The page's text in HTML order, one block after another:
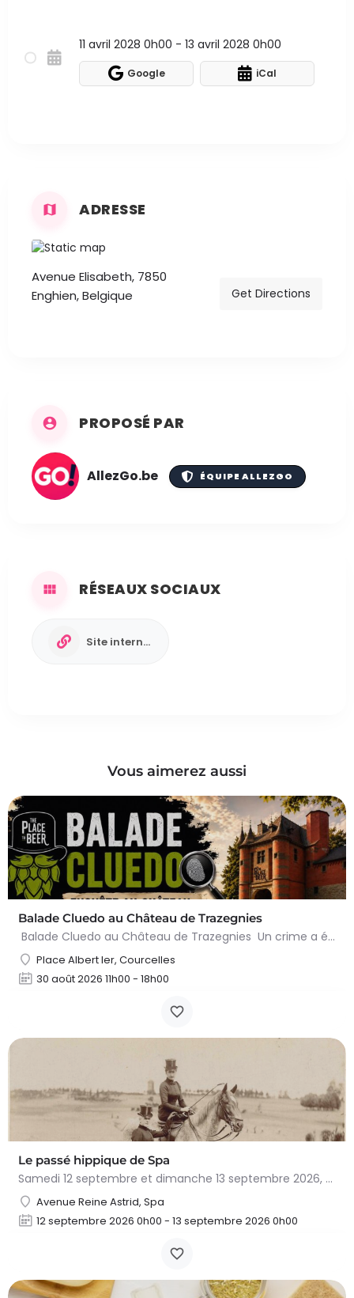
11 avril 2028 0h00 - 13 avril 2028 0h00
Google iCal
ADRESSE
Avenue Elisabeth, 7850
Enghien, Belgique
Get Directions
PROPOSÉ PAR
AllezGo.be ÉQUIPE ALLEZGO
RÉSEAUX SOCIAUX
Site internet
Vous aimerez aussi
Balade Cluedo au Château de Trazegnies
Balade Cluedo au Château de Trazegnies Un crime a été commis au Château de Trazegnies… À vous de résoudre…
Place Albert Ier, Courcelles
30 août 2026 11h00 - 18h00
Le passé hippique de Spa
Samedi 12 septembre et dimanche 13 septembre 2026, plongez dans l'histoire fascinante du cheval à…
Avenue Reine Astrid, Spa
12 septembre 2026 0h00 - 13 septembre 2026 0h00